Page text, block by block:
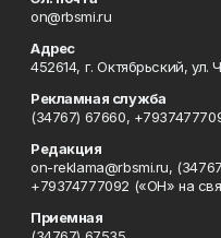
on@rbsmi.ru
Адрес
452614, г. Октябрьский, ул.
Рекламная служба
(34767) 67660,
Редакция
on-reklama@rbsmi.ru,
+79374777092 («ОН» на
Приемная